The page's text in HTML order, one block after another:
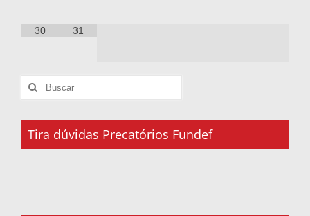
30 31
Tira dúvidas Precatórios Fundef